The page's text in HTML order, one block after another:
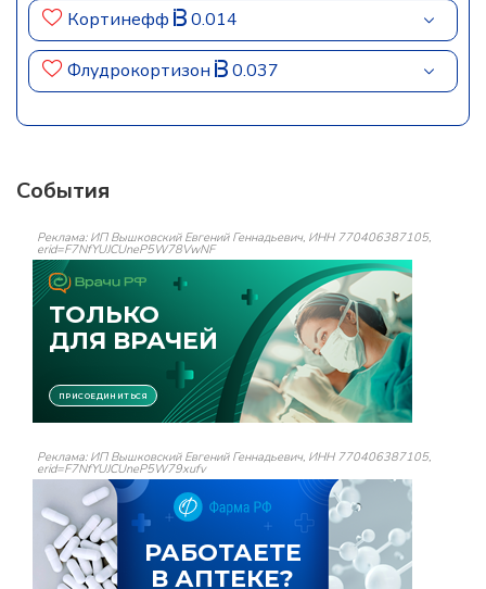
Кортинефф 0.014
Флудрокортизон 0.037
События
Реклама: ИП Вышковский Евгений Геннадьевич, ИНН 770406387105,
erid=F7NfYUJCUneP5W78VwNF
Реклама: ИП Вышковский Евгений Геннадьевич, ИНН 770406387105,
erid=F7NfYUJCUneP5W79xufv